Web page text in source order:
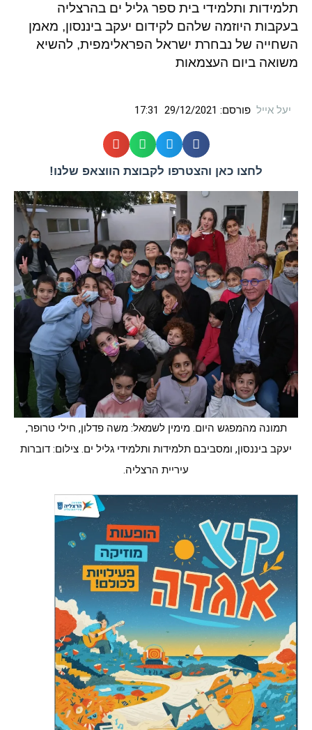
תלמידות ותלמידי בית ספר גליל ים בהרצליה
בעקבות היוזמה שלהם לקידום יעקב ביננסון, מאמן
השחייה של נבחרת ישראל הפראלימפית, להשיא
משואה ביום העצמאות
יעל אייל פורסם: 29/12/2021
17:31
לחצו כאן והצטרפו לקבוצת הווצאפ שלנו!
תמונה מהמפגש היום. מימין לשמאל: משה פדלון, חילי טרופר,
יעקב ביננסון, ומסביבם תלמידות ותלמידי גליל ים. צילום: דוברות
עיריית הרצליה.